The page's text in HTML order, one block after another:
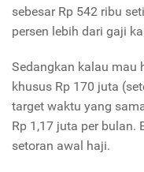
sebesar Rp 542 ribu
persen lebih dari gaji
Sedangkan kalau mau
khusus Rp 170 juta
target waktu yang
Rp 1,17 juta per bulan.
setoran awal haji.